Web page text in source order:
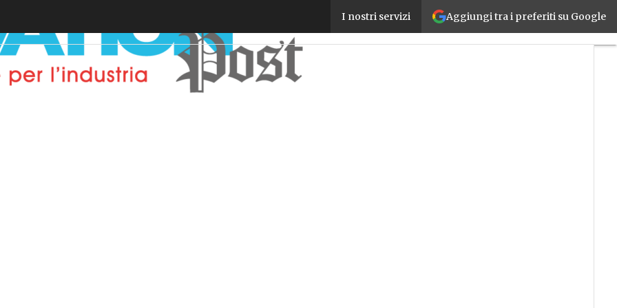
Aggiungi tra i preferiti su Google
I nostri servizi
Industria 4.0, 90 miliardi alle PMI per lo sviluppo